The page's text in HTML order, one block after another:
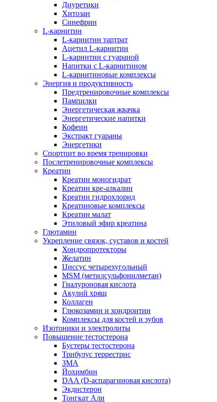
Диуретики
Хитозан
Синефрин
L-карнитин
L-карнитин тартрат
Ацетил L-карнитин
L-карнитин с гуараной
Напитки c L-карнитином
L-карнитиновые комплексы
Энергия и продуктивность
Предтренировочные комплексы
Пампилки
Энергетическая жвачка
Энергетические напитки
Кофеин
Экстракт гуараны
Энергетики
Спортпит во время тренировки
Послетренировочные комплексы
Креатин
Креатин моногидрат
Креатин кре-алкалин
Креатин гидрохлорид
Креатиновые комплексы
Креатин малат
Этиловый эфир креатина
Глютамин
Укрепление связок, суставов и костей
Хондропротекторы
Желатин
Циссус четырехугольный
MSM (метилсульфонилметан)
Гиалуроновая кислота
Акулий хрящ
Коллаген
Глюкозамин и хондроитин
Комплексы для костей и зубов
Изотоники и электролиты
Повышение тестостерона
Бустеры тестостерона
Трибулус террестрис
ЗМА
Йохимбин
DAA (D-аспарагиновая кислота)
Экдистерон
Тонгкат Али